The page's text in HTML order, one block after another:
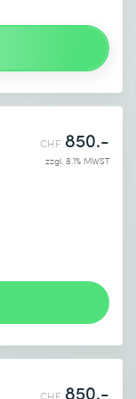
CHF 850.-
zzgl. 8.1% MWST
CHF 850.-